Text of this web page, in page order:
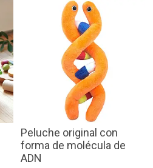
Peluche original con
forma de molécula de
ADN